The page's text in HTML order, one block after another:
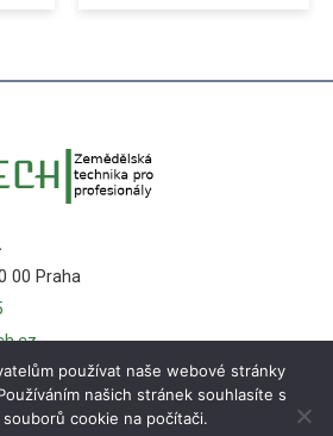
00 Praha
používat naše webové stránky
našich stránek souhlasíte s
souborů cookie na počítači.